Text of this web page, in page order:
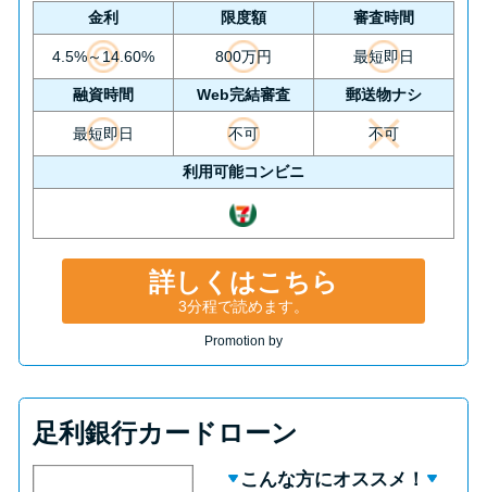
金利 限度額 審査時間
4.5%～14.60% 800万円 最短即日
融資時間 Web完結審査 郵送物ナシ
最短即日 不可 不可
利用可能コンビニ
詳しくはこちら
3分程で読めます。
Promotion by
足利銀行カードローン
こんな方にオススメ！